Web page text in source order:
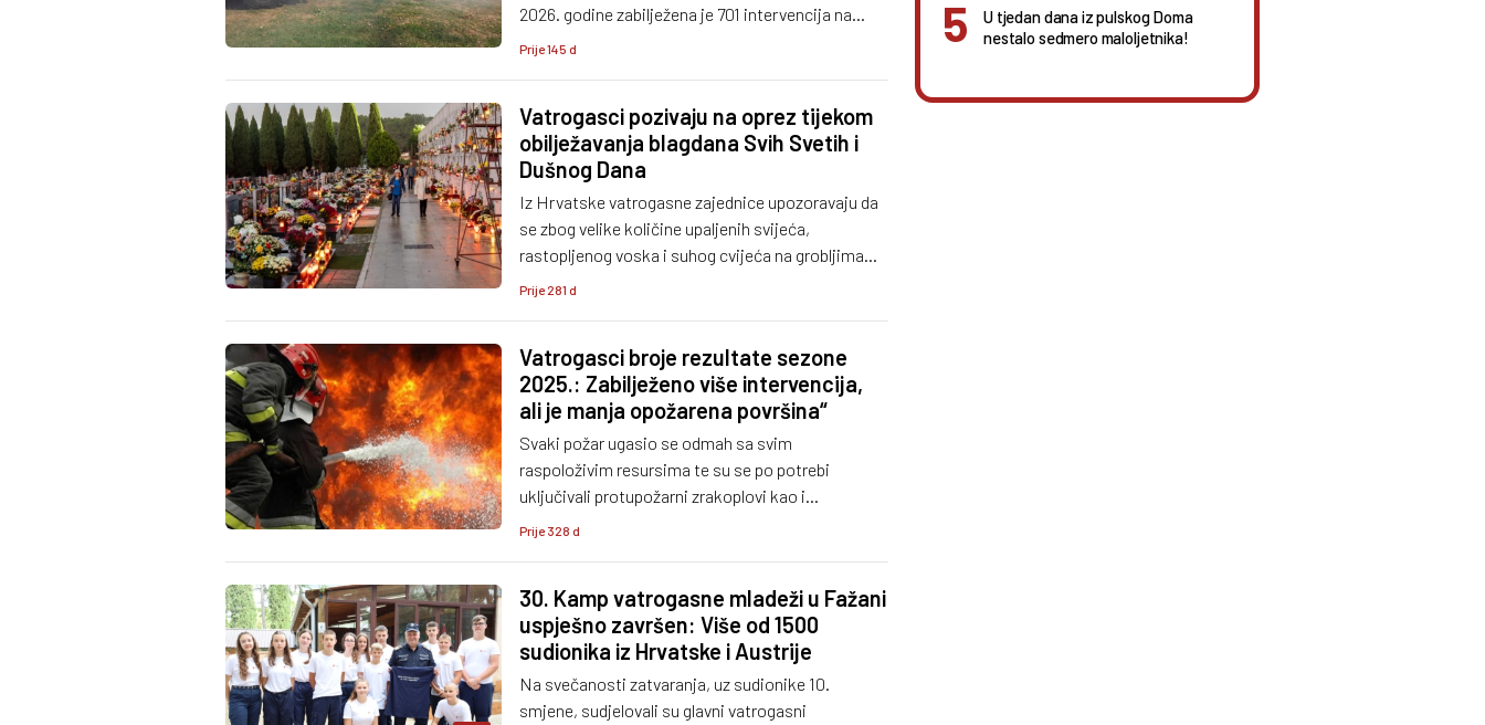
2026. godine zabilježena je 701 intervencija na
požarima otvorenog prostora, što je 161
povećanje od gotovo 30 posto.
Prije 145 d
Vatrogasci pozivaju na oprez tijekom
obilježavanja blagdana Svih Svetih i
Dušnog Dana
Iz Hrvatske vatrogasne zajednice upozoravaju da
se zbog velike količine upaljenih svijeća,
rastopljenog voska i suhog cvijeća na grobljima
mora biti na oprezu.
Prije 281 d
Vatrogasci broje rezultate sezone
2025.: Zabilježeno više intervencija,
ali je manja opožarena površina“
Svaki požar ugasio se odmah sa svim
raspoloživim resursima te su se po potrebi
uključivali protupožarni zrakoplovi kao i
intervencijske vatrogasne postrojbe HVZ-a.
Prije 328 d
30. Kamp vatrogasne mladeži u Fažani
uspješno završen: Više od 1500
sudionika iz Hrvatske i Austrije
Na svečanosti zatvaranja, uz sudionike 10.
smjene, sudjelovali su glavni vatrogasni
U tjedan dana iz pulskog Doma
nestalo sedmero maloljetnika!